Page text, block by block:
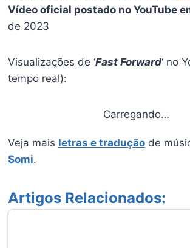
Vídeo oficial postado no YouTube
de 2023
Visualizações de ‘Fast Forward‘ no
tempo real):
Carregando…
Veja mais letras e traduçãode
Somi.
Artigos Relacionados: